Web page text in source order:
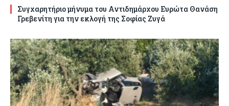
Συγχαρητήριο μήνυμα του Αντιδημάρχου Ευρώτα Θανάση
Γρεβενίτη για την εκλογή της Σοφίας Ζυγά